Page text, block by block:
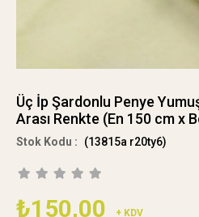
Üç İp Şardonlu Penye
Arası Renkte (En 150 cm x
(13815a r20ty6)
₺150,00 + KDV